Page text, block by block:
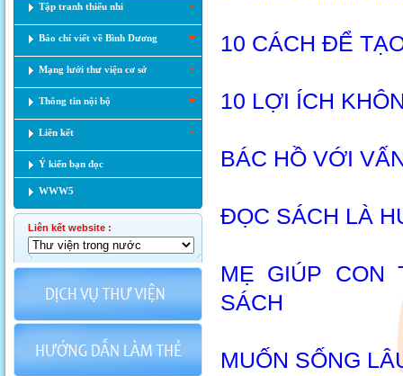
Tập tranh thiếu nhi
Báo chí viết về Bình Dương
Mạng lưới thư viện cơ sở
Thông tin nội bộ
Liên kết
Ý kiến bạn đọc
WWW5
Liên kết website :
10 CÁCH ĐỂ
10 LỢI ÍCH
BÁC HỒ VỚI
ĐỌC SÁCH LÀ
MẸ GIÚP CON
SÁCH
MUỐN SỐNG